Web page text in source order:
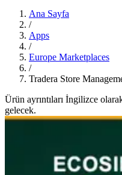
Ana Sayfa
/
Apps
/
Europe Marketplaces
/
Tradera Store
Ürün ayrıntıları İngilizce
gelecek.